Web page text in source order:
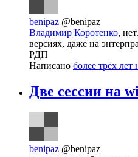
benipaz @benipaz
Владимир Коротенко,
версиях, даже на
РДП
Написано более трёх лет
Две сессии на
benipaz @benipaz